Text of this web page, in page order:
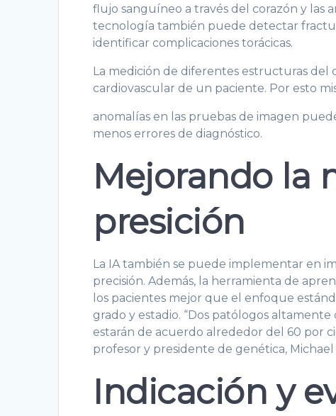
flujo sanguíneo a través del corazón y las
tecnología también puede detectar
identificar complicaciones torácicas.
La medición de diferentes estructuras del
cardiovascular de un paciente. Por esto
anomalías en las pruebas de imagen
menos errores de diagnóstico.
Mejorando la
presición
La IA también se puede implementar en
precisión. Además, la herramienta de
los pacientes mejor que el enfoque
grado y estadio. “Dos patólogos
estarán de acuerdo alrededor del 60 por
profesor y presidente de genética, Michael
Indicación y